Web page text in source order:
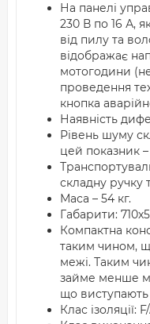
На панелі
230 В по 16 А,
від пилу та
відображає
мотогодини
проведення
кнопка
Наявність
Рівень шуму
цей показник
складну ручку
Маса – 54 кг.
Габарити:
Компактна
таким чином,
межі. Таким
займе менше
що
Клас ізоляції: